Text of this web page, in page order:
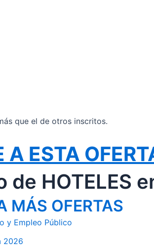
que el de otros inscritos.
A ESTA
HOTELES
MÁS OFERTAS
y Empleo Público
2026